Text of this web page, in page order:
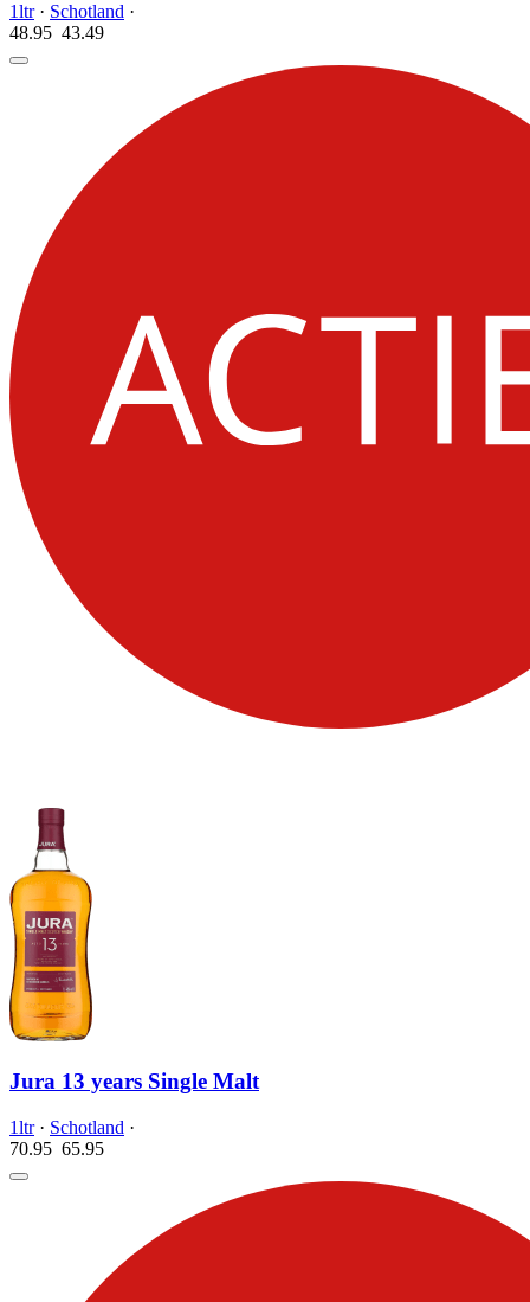
1ltr· Schotland ·
48.95 43.49
Jura 13 years Single Malt
1ltr· Schotland ·
70.95 65.95